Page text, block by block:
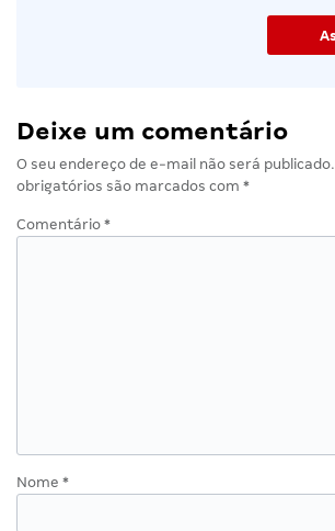
Deixe um comentário
O seu endereço de e-mail não será publicado.
obrigatórios são marcados com *
Comentário *
Nome *